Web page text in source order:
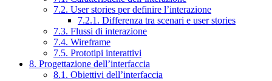
7.2. User stories per definire l’interazione
7.2.1. Differenza tra scenari e user stories
7.3. Flussi di interazione
7.4. Wireframe
7.5. Prototipi interattivi
8. Progettazione dell’interfaccia
8.1. Obiettivi dell’interfaccia